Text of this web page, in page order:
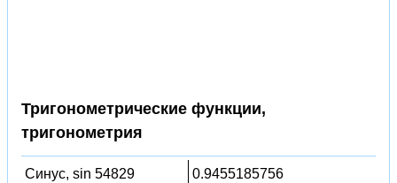
Тригонометрические функции,
тригонометрия
Синус, sin 54829
0.9455185756